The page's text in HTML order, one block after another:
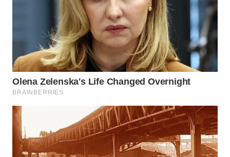
NUSANTARA
WN
JOGJA
WN
WN
BALI